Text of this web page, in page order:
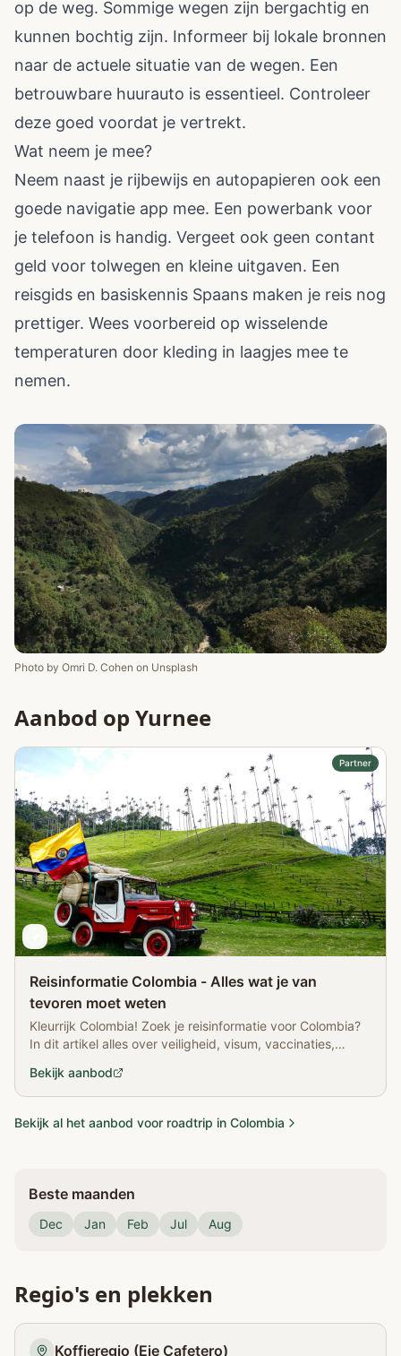
op de weg. Sommige wegen zijn bergachtig en
kunnen bochtig zijn. Informeer bij lokale bronnen
naar de actuele situatie van de wegen. Een
betrouwbare huurauto is essentieel. Controleer
deze goed voordat je vertrekt.
Wat neem je mee?
Neem naast je rijbewijs en autopapieren ook een
goede navigatie app mee. Een powerbank voor
je telefoon is handig. Vergeet ook geen contant
geld voor tolwegen en kleine uitgaven. Een
reisgids en basiskennis Spaans maken je reis nog
prettiger. Wees voorbereid op wisselende
temperaturen door kleding in laagjes mee te
nemen.
Photo by Omri D. Cohen on Unsplash
Aanbod op Yurnee
Partner
Reisinformatie Colombia - Alles wat je van
tevoren moet weten
Kleurrijk Colombia! Zoek je reisinformatie voor Colombia?
In dit artikel alles over veiligheid, visum, vaccinaties,
Bekijk aanbod
Bekijk al het aanbod voor roadtrip in Colombia
Beste maanden
Dec Jan Feb Jul Aug
Regio's en plekken
Koffieregio (Eje Cafetero)